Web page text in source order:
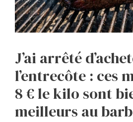
J’ai arrêté
l’entrecôte : ces
8 € le kilo sont
meilleurs au